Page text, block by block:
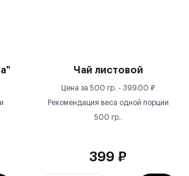
Чай листовой
Цена за 500 гр. - 399.00 ₽
Рекомендация веса одной порции
500 гр..
399 ₽